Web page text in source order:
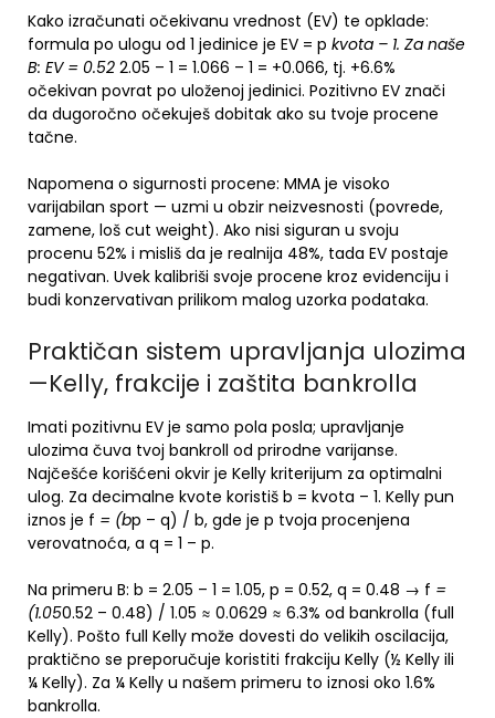
Kako izračunati očekivanu vrednost (EV) te opklade:
formula po ulogu od 1 jedinice je EV = p kvota – 1. Za naše
B: EV = 0.52 2.05 – 1 = 1.066 – 1 = +0.066, tj. +6.6%
očekivan povrat po uloženoj jedinici. Pozitivno EV znači
da dugoročno očekuješ dobitak ako su tvoje procene
tačne.
Napomena o sigurnosti procene: MMA je visoko
varijabilan sport — uzmi u obzir neizvesnosti (povrede,
zamene, loš cut weight). Ako nisi siguran u svoju
procenu 52% i misliš da je realnija 48%, tada EV postaje
negativan. Uvek kalibriši svoje procene kroz evidenciju i
budi konzervativan prilikom malog uzorka podataka.
Praktičan sistem upravljanja ulozima
—Kelly, frakcije i zaštita bankrolla
Imati pozitivnu EV je samo pola posla; upravljanje
ulozima čuva tvoj bankroll od prirodne varijanse.
Najčešće korišćeni okvir je Kelly kriterijum za optimalni
ulog. Za decimalne kvote koristiš b = kvota – 1. Kelly pun
iznos je f = (bp – q) / b, gde je p tvoja procenjena
verovatnoća, a q = 1 – p.
Na primeru B: b = 2.05 – 1 = 1.05, p = 0.52, q = 0.48 → f =
(1.050.52 – 0.48) / 1.05 ≈ 0.0629 ≈ 6.3% od bankrolla (full
Kelly). Pošto full Kelly može dovesti do velikih oscilacija,
praktično se preporučuje koristiti frakciju Kelly (½ Kelly ili
¼ Kelly). Za ¼ Kelly u našem primeru to iznosi oko 1.6%
bankrolla.